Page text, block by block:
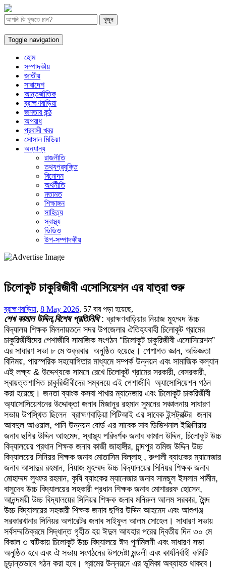
Toggle navigation
হোম
সম্পাদকীয়
জাতীয়
সারাদেশ
আন্তর্জাতিক
ব্রাহ্মণবাড়িয়া
জনতার কন্ঠ
অপরাধ
প্রবাসী খবর
সোসাল মিডিয়া
অন্যান্য
রাজনীতি
তথ্যপ্রযুক্তি
বিনোদন
অর্থনীতি
মতামত
শিক্ষাঙ্গন
সাহিত্য
স্বাস্থ্য
ভিডিও
উপ-সম্পাদকীয়
চিলোকুট চাকুরিজীবী এসোসিয়েশন এর যাত্রা শুরু
ব্রাহ্মণবাড়িয়া, 8 May 2026, 57 বার পড়া হয়েছে,
শেখ কামাল উদ্দিন,বিশেষ প্রতিনিধি: ব্রাহ্মণবাড়িয়ার নিয়াজ মুহম্মদ উচ্চ
বিদ্যালয় শিক্ষক মিলনায়তনে সদর উপজেলার ঐতিহ্যবাহী চিলোকূট গ্রামের
চাকুরিজীবীদের পেশাজীবি সামাজিক সংগঠন “চিলোকূট চাকুরিজীবী এসোসিয়েশন”
এর সাধারণ সভা ৮ মে শুক্রবার অনুষ্ঠিত হয়েছে। পেশাগত জ্ঞান, অভিজ্ঞতা
বিনিময়, পারস্পরিক সহযোগিতার মাধ্যমে সম্পর্ক উন্নয়ন এবং সামাজিক কল্যান
এই লক্ষ্য & উদ্দেশ্যকে সামনে রেখে চিলোকূট গ্রামের সরকারী, বেসরকারী,
স্বায়ত্তশাসিত চাকুরিজীবীদের সম্বনয়ে এই পেশাজীবি অ্যাসোসিয়েশন গঠন
করা হয়েছে। জনতা ব্যাংক কসবা শাখার ম্যানেজার এবং চিলোকূট চাকরিজীবী
অ্যাসোসিয়েশনের উদ্দোক্তা জনাব মিজানুর রহমান সুমনের সঞ্চালনায় সাধারণ
সভায় উপস্থিত ছিলেন ব্রাহ্মণবাড়িয়া পিটিআই এর সাবেক ইন্সট্রাক্টর জনাব
আবদুল আওয়াল, পানি উন্নয়ন বোর্ড এর সাবেক সাব ডিভিশনাল ইঞ্জিনিয়ার
জনাব ছগির উদ্দিন আহমেদ, স্বাস্থ্য পরিদর্শক জনাব কামাল উদ্দিন, চিলোকূট উচ্চ
বিদ্যালয়ের প্রধান শিক্ষক জনাব কাজী জাহাঙ্গীর, চান্দপুর তমিজ উদ্দিন উচ্চ
বিদ্যালয়ের সিনিয়র শিক্ষক জনাব মোতাসিম বিল্লাহ , রুপালী ব্যাংকের ম্যানেজার
জনাব আসাদুর রহমান, নিয়াজ মুহম্মদ উচ্চ বিদ্যালয়ের সিনিয়র শিক্ষক জনাব
মোহাম্মদ লুৎফর রহমান, কৃষি ব্যাংকের ম্যানেজার জনাব সামছুল ইসলাম শামীম,
বাসুদেব উচ্চ বিদ্যালয়ের সহকারী প্রধান শিক্ষক জনাব মোশাররফ হোসেন,
আনন্দময়ী উচ্চ বিদ্যালয়ের সিনিয়র শিক্ষক জনাব মনিরুল আলম সরকার, মৈন্দ
উচ্চ বিদ্যালয়ের সহকারী শিক্ষক জনাব ছগির উদ্দিন আহমেদ এবং আশুগঞ্জ
সরকারখানার সিনিয়র অপারেটর জনাব সাইফুল আলম সোহেল। সাধারণ সভায়
সর্বসম্মতিক্রমে সিদ্ধান্ত গৃহীত হয় ঈদুল আযহার পরের দ্বিতীয় দিন ৩০ মে
বিকাল ৩ ঘটিকায় চিলোকূট উচ্চ বিদ্যালয়ে ঈদ পুর্নমিলনী এবং সাধারণ সভা
অনুষ্ঠিত হবে এবং ঐ সভায় সংগঠনের উপদেষ্টা মন্ডলী এবং কার্যনির্বাহী কমিটি
চূড়ান্তভাবে গঠন করা হবে। গ্রামের উন্নয়নে এর ভূমিকা অব্যাহত থাকবে।